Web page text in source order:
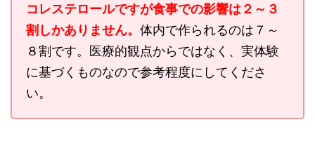
コレステロールですが食事での影響は２～３
割しかありません。 体内で作られるのは７～
８割です。医療的観点からではなく、実体験
に基づくものなので参考程度にしてくださ
い。